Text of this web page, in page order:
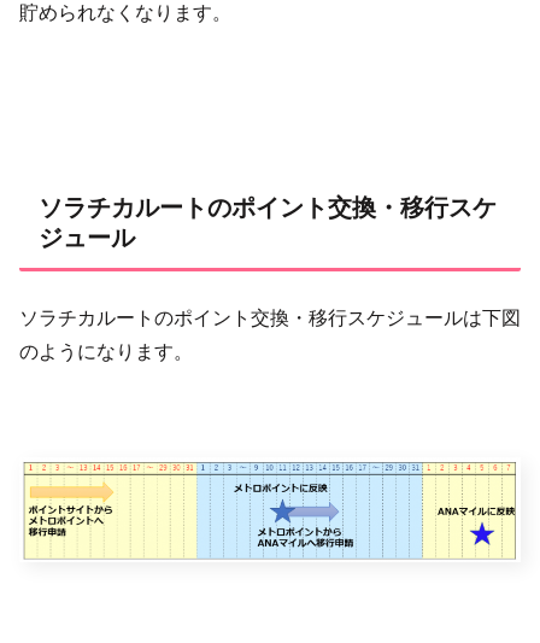
貯められなくなります。
ソラチカルートのポイント交換・移行スケ
ジュール
ソラチカルートのポイント交換・移行スケジュールは下図
のようになります。